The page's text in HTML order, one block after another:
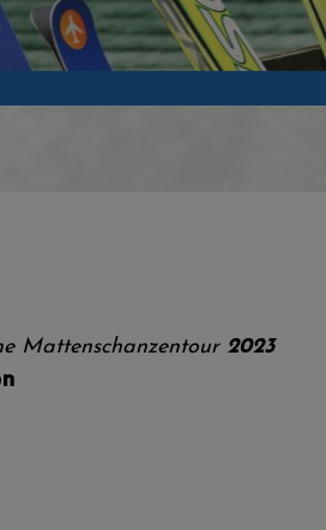
Mattenschanzentour2023